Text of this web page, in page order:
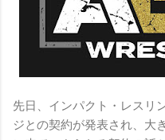
先日、インパクト・レスリ
ジとの契約が発表され、大